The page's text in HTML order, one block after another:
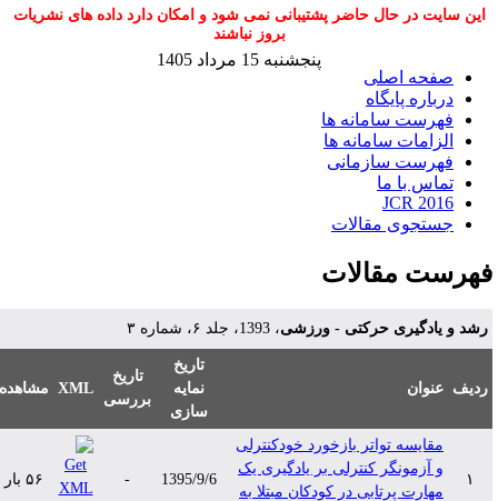
این سایت در حال حاضر پشتیبانی نمی شود و امکان دارد داده های نشریات
بروز نباشند
صفحه اصلی
درباره پایگاه
فهرست سامانه ها
الزامات سامانه ها
فهرست سازمانی
تماس با ما
JCR 2016
جستجوی مقالات
پنجشنبه 15 مرداد 1405
مقالات
رشد و یادگیری حرکتی - ورزشی، 1393، جلد ۶، شماره ۳
ردیف عنوان
تاریخ
نمایه
سازی
تاریخ
بررسی
XML مشاهده
مقایسه تواتر بازخورد خودکنترلی
و آزمونگر کنترلی بر یادگیری یک
مهارت پرتابی در کودکان مبتلا به
1395/9/6 ۵۶ بار